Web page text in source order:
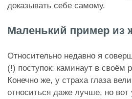
доказывать себе самому.
Маленький пример из
Относительно недавно я
(!) поступок: каминаут в своём
Конечно же, у страха глаза
относиться даже лучше, но вот